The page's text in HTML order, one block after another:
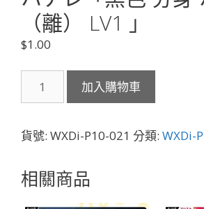
（離） LV1 」
$1.00
P10-
残
冥
加入購物車
貨號: WXDi-P10-021 分類: WXDi-
相關商品